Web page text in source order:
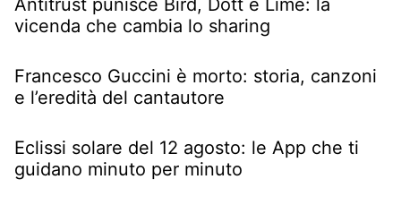
vicenda che cambia lo sharing
Francesco Guccini è morto: storia, canzoni
e l’eredità del cantautore
Eclissi solare del 12 agosto: le App che ti
guidano minuto per minuto